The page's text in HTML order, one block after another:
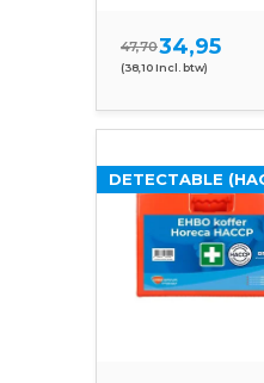
47,7034,95
(38,10 Incl. btw)
DETECTABLE